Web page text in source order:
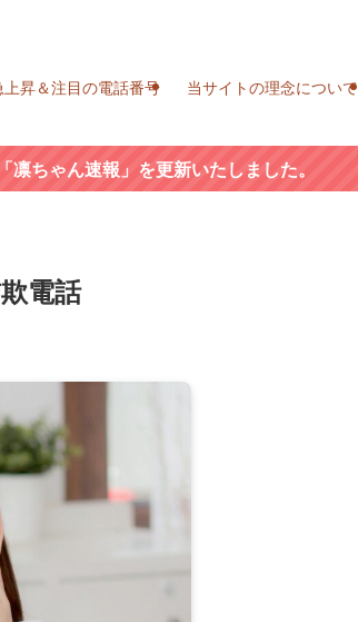
上昇＆注目の電話番号 当サイトの理念について
凛ちゃん速報」を更新いたしました。
電話